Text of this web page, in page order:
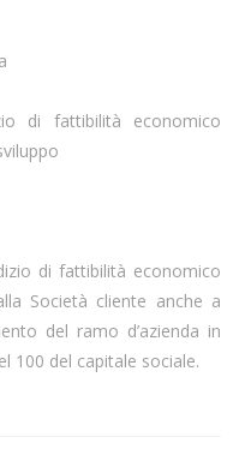
di fattibilità economico
di fattibilità economico
Società cliente anche a
del ramo d’azienda in
100 del capitale sociale.